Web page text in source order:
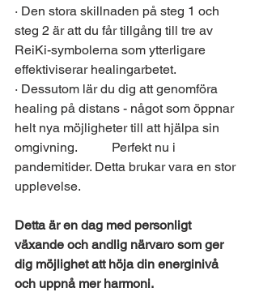
· Den stora skillnaden på steg 1 och
steg 2 är att du får tillgång till tre av
ReiKi-symbolerna som ytterligare
effektiviserar healingarbetet.
· Dessutom lär du dig att genomföra
healing på distans - något som öppnar
helt nya möjligheter till att hjälpa sin
omgivning. 	Perfekt nu i
pandemitider. Detta brukar vara en stor
upplevelse.
Detta är en dag med personligt
växande och andlig närvaro som ger
dig möjlighet att höja din energinivå
och uppnå mer harmoni.